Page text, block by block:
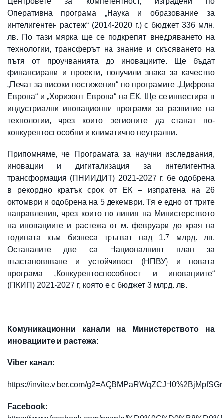
Оперативна програма „Наука и образование за
интелигентен растеж“ (2014-2020 г.) с бюджет 336 млн.
лв. По тази мярка ще се подкрепят внедряването на
технологии, трансферът на знание и скъсяването на
пътя от проучванията до иновациите. Ще бъдат
финансирани и проекти, получили знака за качество
„Печат за високи постижения“ по програмите „Цифрова
Европа“ и „Хоризонт Европа“ на ЕК. Ще се инвестира в
индустриални иновационни програми за развитие на
технологии, чрез които регионите да станат по-
конкурентоспособни и климатично неутрални.
Припомняме, че Програмата за научни изследвания,
иновации и дигитализация за интелигентна
трансформация (ПНИИДИТ) 2021-2027 г. бе одобрена
в рекордно кратък срок от ЕК – изпратена на 26
октомври и одобрена на 5 декември. Тя е едно от трите
направления, чрез които по линия на Министерството
на иновациите и растежа от м. февруари до края на
годината към бизнеса тръгват над 1.7 млрд. лв.
Останалите две са Националният план за
възстановяване и устойчивост (НПВУ) и новата
програма „Конкурентоспособност и иновациите“
(ПКИП) 2021-2027 г, която е с бюджет 3 млрд. лв.
Комуникационни канали на Министерството на
иновациите и растежа:
Viber канал:
https://invite.viber.com/
Facebook: